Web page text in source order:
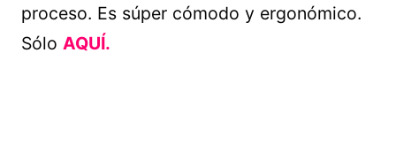
proceso. Es súper cómodo y ergonómico.
Sólo AQUÍ.